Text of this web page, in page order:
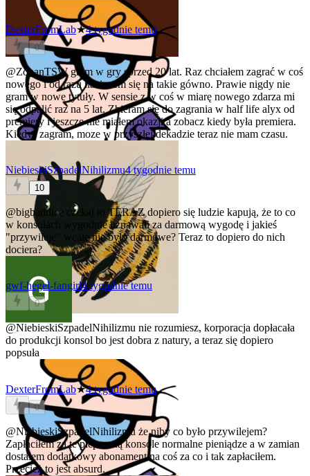
DexterFromLab★4 tygodnie temu
0
@ZohanTSWgram w gry sprzed 20 lat. Raz chciałem zagrać w coś
nowego i od razu naciaoem się na takie gówno. Prawie nigdy nie
gram w nowe tytuły. W sensie z w coś w miarę nowego zdarza mi
się odpalić raz na 5 lat. Zbieram się do zagrania w half life alyx od
premiery i jeszcze nie miałem okazji a zobacz kiedy była premiera.
Kiedyś zagram, moze w przyszłej dekadzie teraz nie mam czasu.
NiebieskiSzpadelNihilizmu4 tygodnie temu
10
@bigbaddice
czekaj to TERAZ dopiero się ludzie kapują, że to co
w konsolach wygodnie uznawali za darmową wygodę i jakieś
"przywileje" wcale nie było darmowe? Teraz to dopiero do nich
dociera?
gwf-hegel-fangirl4 tygodnie temu
0
@NiebieskiSzpadelNihilizmu nie rozumiesz, korporacja dopłacała
do produkcji konsol bo jest dobra z natury, a teraz się dopiero
popsuła
DexterFromLab★4 tygodnie temu
0
@NiebieskiSzpadelNihilizmu że niby co było przywilejem?
Zapłaciłem za te pieprzoną konsole normalne pieniądze a w zamian
dostałem dodatkowy abonament na coś za co i tak zapłaciłem.
Przecież to jest absurd.